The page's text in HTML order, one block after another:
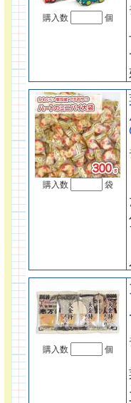
購入数 個
購入数 袋
購入数 個